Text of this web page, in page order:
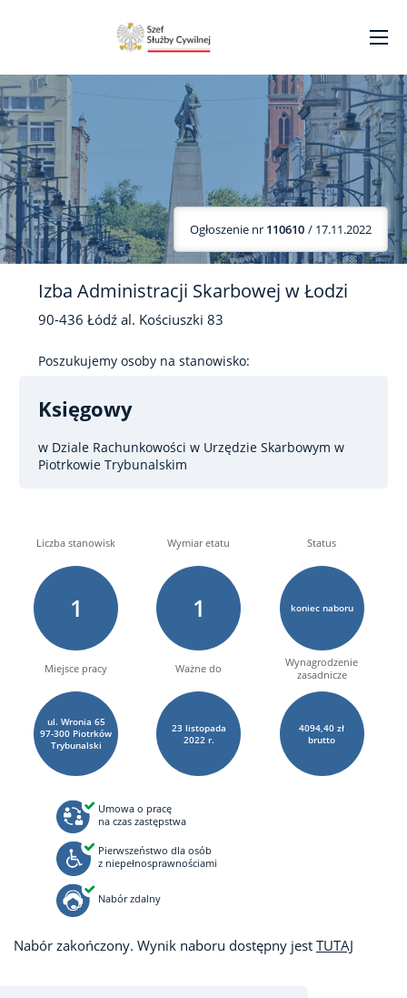
Ogłoszenie nr 110610 / 17.11.2022
Izba Administracji Skarbowej w Łodzi
90-436 Łódź al. Kościuszki 83
Poszukujemy osoby na stanowisko:
Księgowy
w Dziale Rachunkowości w Urzędzie Skarbowym w
Piotrkowie Trybunalskim
Liczba stanowisk
1
Wymiar etatu
1
Status
koniec naboru
Miejsce pracy
ul. Wronia 65
97-300 Piotrków
Trybunalski
Ważne do
23 listopada
2022 r.
Wynagrodzenie
zasadnicze
4094,40 zł
brutto
Umowa o pracę
na czas zastępstwa
Pierwszeństwo dla osób
z niepełnosprawnościami
Nabór zdalny
Nabór zakończony. Wynik naboru dostępny jest TUTAJ